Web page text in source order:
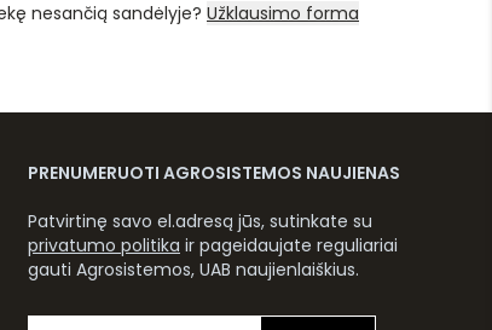
nesančią sandėlyje? Užklausimo forma
PRENUMERUOTI AGROSISTEMOS NAUJIENAS
Patvirtinę savo el.adresą jūs, sutinkate su
privatumo politika ir pageidaujate reguliariai
gauti Agrosistemos, UAB naujienlaiškius.